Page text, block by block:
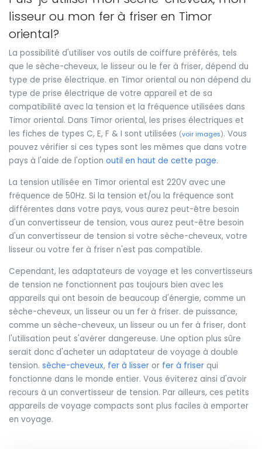
lisseur ou mon fer à friser en Timor
oriental?
La possibilité d'utiliser vos outils de coiffure préférés, tels
que le sèche-cheveux, le lisseur ou le fer à friser, dépend du
type de prise électrique. en Timor oriental ou non dépend du
type de prise électrique de votre appareil et de sa
compatibilité avec la tension et la fréquence utilisées dans
Timor oriental. Dans Timor oriental, les prises électriques et
les fiches de types C, E, F & I sont utilisées (voir images). Vous
pouvez vérifier si ces types sont les mêmes que dans votre
pays à l'aide de l'option outil en haut de cette page.
La tension utilisée en Timor oriental est 220V avec une
fréquence de 50Hz. Si la tension et/ou la fréquence sont
différentes dans votre pays, vous aurez peut-être besoin
d'un convertisseur de tension, vous aurez peut-être besoin
d'un convertisseur de tension si votre sèche-cheveux, votre
lisseur ou votre fer à friser n'est pas compatible.
Cependant, les adaptateurs de voyage et les convertisseurs
de tension ne fonctionnent pas toujours bien avec les
appareils qui ont besoin de beaucoup d'énergie, comme un
sèche-cheveux, un lisseur ou un fer à friser. de puissance,
comme un sèche-cheveux, un lisseur ou un fer à friser, dont
l'utilisation peut s'avérer dangereuse. Une option plus sûre
serait donc d'acheter un adaptateur de voyage à double
tension. sèche-cheveux, fer à lisser or fer à friser qui
fonctionne dans le monde entier. Vous éviterez ainsi d'avoir
recours à un convertisseur de tension. Par ailleurs, ces petits
appareils de voyage compacts sont plus faciles à emporter
en voyage.